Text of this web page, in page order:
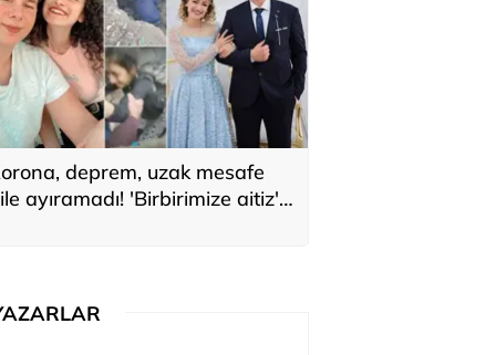
deprem, uzak mesafe
ayıramadı! 'Birbirimize aitiz'